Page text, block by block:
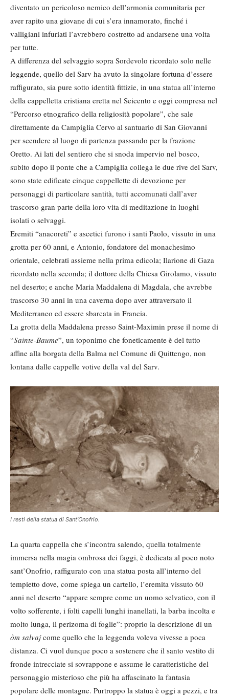
diventato un pericoloso nemico dell’armonia comunitaria per
aver rapito una giovane di cui s’era innamorato, finché i
valligiani infuriati l’avrebbero costretto ad andarsene una volta
per tutte.
A differenza del selvaggio sopra Sordevolo ricordato solo nelle
leggende, quello del Sarv ha avuto la singolare fortuna d’essere
raffigurato, sia pure sotto identità fittizie, in una statua all’interno
della cappelletta cristiana eretta nel Seicento e oggi compresa nel
“Percorso etnografico della religiosità popolare”, che sale
direttamente da Campiglia Cervo al santuario di San Giovanni
per scendere al luogo di partenza passando per la frazione
Oretto. Ai lati del sentiero che si snoda impervio nel bosco,
subito dopo il ponte che a Campiglia collega le due rive del Sarv,
sono state edificate cinque cappellette di devozione per
personaggi di particolare santità, tutti accomunati dall’aver
trascorso gran parte della loro vita di meditazione in luoghi
isolati o selvaggi.
Eremiti “anacoreti” e ascetici furono i santi Paolo, vissuto in una
grotta per 60 anni, e Antonio, fondatore del monachesimo
orientale, celebrati assieme nella prima edicola; Ilarione di Gaza
ricordato nella seconda; il dottore della Chiesa Girolamo, vissuto
nel deserto; e anche Maria Maddalena di Magdala, che avrebbe
trascorso 30 anni in una caverna dopo aver attraversato il
Mediterraneo ed essere sbarcata in Francia.
La grotta della Maddalena presso Saint-Maximin prese il nome di
“Sainte-Baume”, un toponimo che foneticamente è del tutto
affine alla borgata della Balma nel Comune di Quittengo, non
lontana dalle cappelle votive della val del Sarv.
I resti della statua di Sant’Onofrio.
La quarta cappella che s’incontra salendo, quella totalmente
immersa nella magia ombrosa dei faggi, è dedicata al poco noto
sant’Onofrio, raffigurato con una statua posta all’interno del
tempietto dove, come spiega un cartello, l’eremita vissuto 60
anni nel deserto “appare sempre come un uomo selvatico, con il
volto sofferente, i folti capelli lunghi inanellati, la barba incolta e
molto lunga, il perizoma di foglie”: proprio la descrizione di un
òm salvajcome quello che la leggenda voleva vivesse a poca
distanza. Ci vuol dunque poco a sostenere che il santo vestito di
fronde intrecciate si sovrappone e assume le caratteristiche del
personaggio misterioso che più ha affascinato la fantasia
popolare delle montagne. Purtroppo la statua è oggi a pezzi, e tra